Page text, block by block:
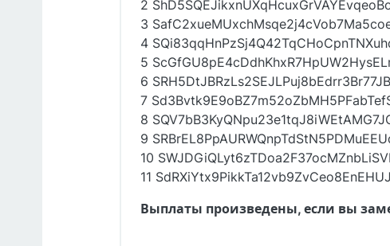
2
3
4
5
6
7
8
9
10
11
Выплаты произведены, если вы